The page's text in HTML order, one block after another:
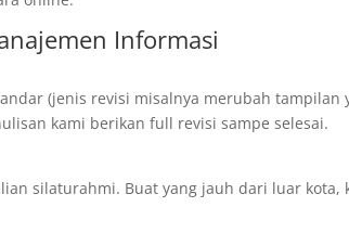
Informasi
(jenis revisi misalnya merubah tampilan
kami berikan full revisi sampe selesai.
silaturahmi. Buat yang jauh dari luar kota,